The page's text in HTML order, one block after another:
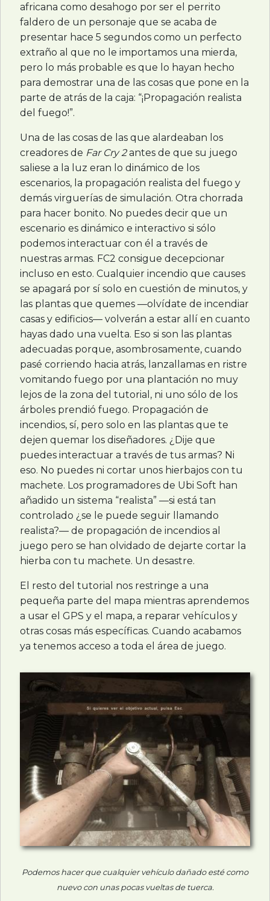
africana como desahogo por ser el perrito
faldero de un personaje que se acaba de
presentar hace 5 segundos como un perfecto
extraño al que no le importamos una mierda,
pero lo más probable es que lo hayan hecho
para demostrar una de las cosas que pone en la
parte de atrás de la caja: “¡Propagación realista
del fuego!”.
Una de las cosas de las que alardeaban los
creadores de Far Cry 2antes de que su juego
saliese a la luz eran lo dinámico de los
escenarios, la propagación realista del fuego y
demás virguerías de simulación. Otra chorrada
para hacer bonito. No puedes decir que un
escenario es dinámico e interactivo si sólo
podemos interactuar con él a través de
nuestras armas. FC2 consigue decepcionar
incluso en esto. Cualquier incendio que causes
se apagará por sí solo en cuestión de minutos, y
las plantas que quemes —olvídate de incendiar
casas y edificios— volverán a estar allí en cuanto
hayas dado una vuelta. Eso si son las plantas
adecuadas porque, asombrosamente, cuando
pasé corriendo hacia atrás, lanzallamas en ristre
vomitando fuego por una plantación no muy
lejos de la zona del tutorial, ni uno sólo de los
árboles prendió fuego. Propagación de
incendios, sí, pero solo en las plantas que te
dejen quemar los diseñadores. ¿Dije que
puedes interactuar a través de tus armas? Ni
eso. No puedes ni cortar unos hierbajos con tu
machete. Los programadores de Ubi Soft han
añadido un sistema “realista” —si está tan
controlado ¿se le puede seguir llamando
realista?— de propagación de incendios al
juego pero se han olvidado de dejarte cortar la
hierba con tu machete. Un desastre.
El resto del tutorial nos restringe a una
pequeña parte del mapa mientras aprendemos
a usar el GPS y el mapa, a reparar vehículos y
otras cosas más específicas. Cuando acabamos
ya tenemos acceso a toda el área de juego.
Podemos hacer que cualquier vehículo dañado esté como
nuevo con unas pocas vueltas de tuerca.